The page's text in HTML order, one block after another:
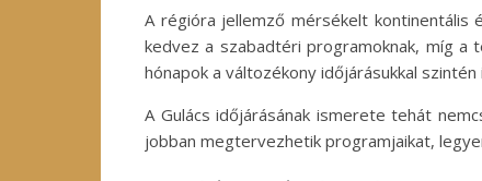
A régióra jellemző mérsékelt kontinentális
kedvez a szabadtéri programoknak, míg a
hónapok a változékony időjárásukkal
A Gulács időjárásának ismerete tehát
jobban megtervezhetik programjaikat,